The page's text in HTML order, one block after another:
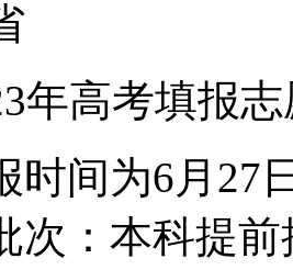
年高考填报
时间为6月27
次：本科提